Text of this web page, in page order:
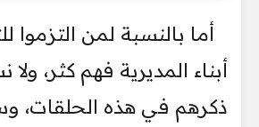
أما بالنسبة لمن التزموا
أبناء المديرية فهم كثر،
ذكرهم في هذه الحلقات،